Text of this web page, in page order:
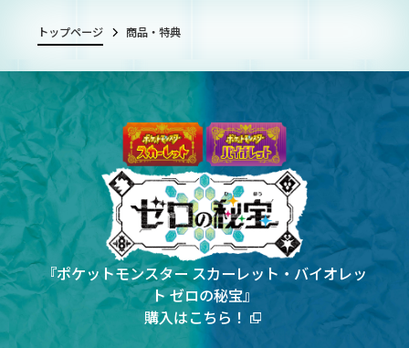
トップページ 商品・特典
『ポケットモンスター スカーレット・バイオレッ
ト ゼロの秘宝』
購入はこちら！